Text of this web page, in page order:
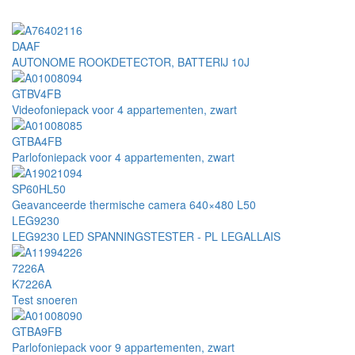
DAAF
AUTONOME ROOKDETECTOR, BATTERIJ 10J
GTBV4FB
Videofoniepack voor 4 appartementen, zwart
GTBA4FB
Parlofoniepack voor 4 appartementen, zwart
SP60HL50
Geavanceerde thermische camera 640×480 L50
LEG9230
LEG9230 LED SPANNINGSTESTER - PL LEGALLAIS
7226A
K7226A
Test snoeren
GTBA9FB
Parlofoniepack voor 9 appartementen, zwart